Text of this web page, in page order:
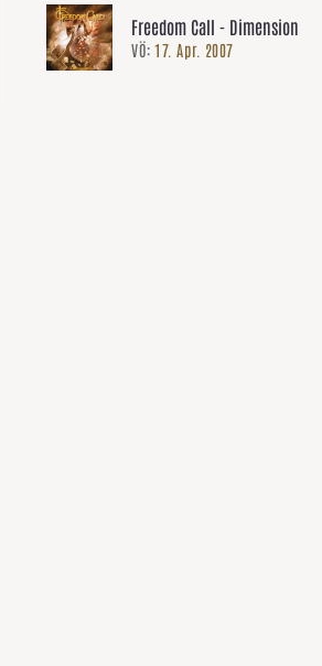
Freedom Call - Dimension
VÖ: 17. Apr. 2007